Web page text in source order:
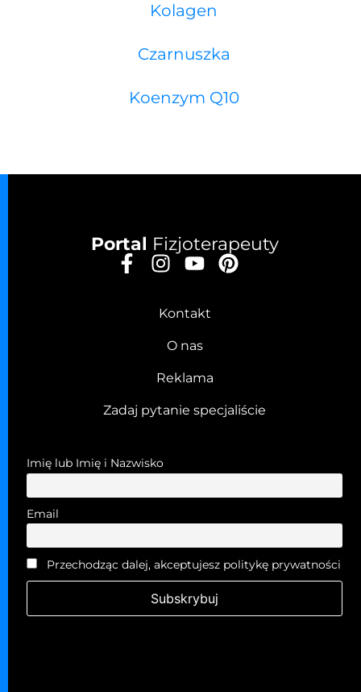
Kolagen
Czarnuszka
Koenzym Q10
Portal Fizjoterapeuty
Kontakt
O nas
Reklama
Zadaj pytanie specjaliście
Imię lub Imię i Nazwisko
Email
Przechodząc dalej, akceptujesz politykę prywatności